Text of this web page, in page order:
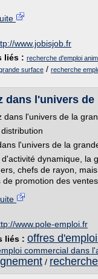
www.jobisjob.fr
liés : recherche d'emploi
surface / recherche
dans l'univers
dans l'univers de la
l'univers de la
dynamique, la
chefs de rayon,
de promotion des
www.pole-emploi.fr
liés : offres
commercial dans
/